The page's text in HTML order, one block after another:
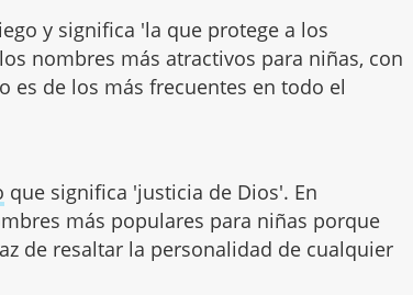
y significa 'la que protege a los
nombres más atractivos para niñas, con
es de los más frecuentes en todo el
que significa 'justicia de Dios'. En
más populares para niñas porque
de resaltar la personalidad de cualquier